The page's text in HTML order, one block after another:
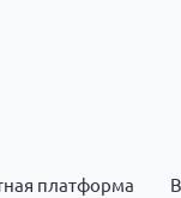
платформа